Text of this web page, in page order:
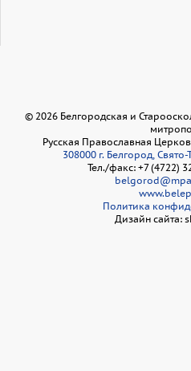
© 2026 Белгородская и
Русская Православная
308000 г. Белгород,
Тел./факс: +7 (4722)
Политика
Дизайн сайта: